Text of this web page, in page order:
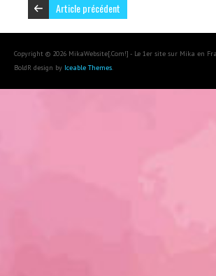
Article précédent
Copyright © 2026 MikaWebsite[.Com!] - Le 1er site sur Mika en
BoldR design by Iceable Themes.